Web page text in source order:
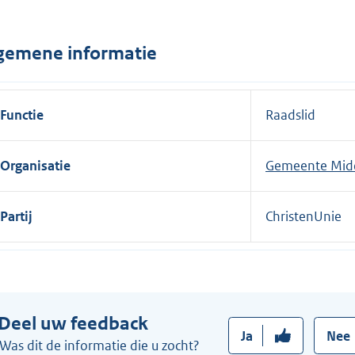
n
:
informatie
Functie Raadslid
Organisatie Gemeente
Partij ChristenUnie
uw feedback
Was dit de informatie die u zocht?
Ja Nee